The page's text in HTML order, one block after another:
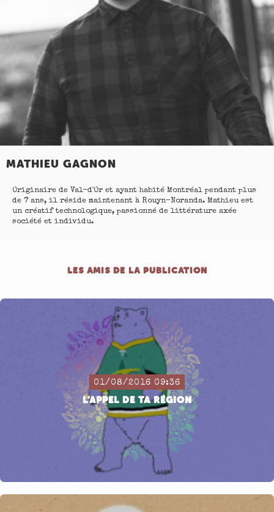
MATHIEU GAGNON
Originaire de Val-d'Or et ayant habité Montréal pendant plus
de 7 ans, il réside maintenant à Rouyn-Noranda. Mathieu est
un créatif technologique, passionné de littérature axée
société et individu.
LES AMIS DE LA PUBLICATION
01/08/2016 09:36
L’APPEL DE TA RÉGION